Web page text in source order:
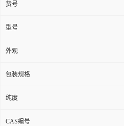
货号
型号
外观
包装规格
纯度
CAS编号